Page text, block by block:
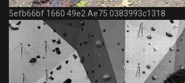
5efb66bf 1660 49e2 Ae75 0383993c1318